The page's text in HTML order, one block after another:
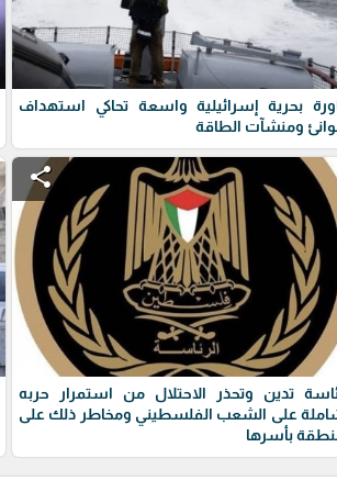
بحرية إسرائيلية واسعة تحاكي استهداف
ومنشآت الطاقة
share
تدين وتحذر الاحتلال من استمرار حربه
على الشعب الفلسطيني ومخاطر ذلك على
بأسرها